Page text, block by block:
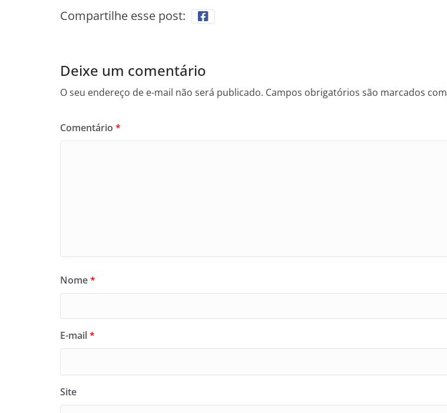
Compartilhe esse post:
Deixe um comentário
O seu endereço de e-mail não será publicado. Campos obrigatórios são marcados com
Comentário *
Nome*
E-mail*
Site